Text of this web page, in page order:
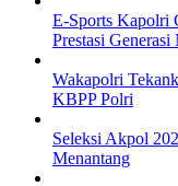
E-Sports Kapolri
Prestasi Generasi
Wakapolri
KBPP Polri
Seleksi Akpol
Menantang